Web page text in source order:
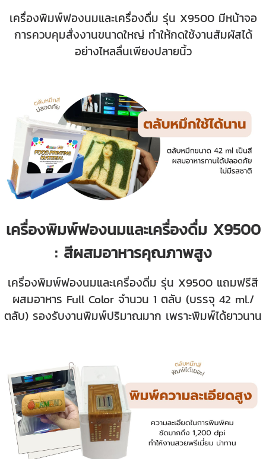
เครื่องพิมพ์ฟองนมและเครื่องดื่ม รุ่น X9500 มีหน้าจอ
การควบคุมสั่งงานขนาดใหญ่ ทำให้กดใช้งานสัมผัสได้
อย่างไหลลื่นเพียงปลายนิ้ว
เครื่องพิมพ์ฟองนมและเครื่องดื่ม X9500
: สีผสมอาหารคุณภาพสูง
เครื่องพิมพ์ฟองนมและเครื่องดื่ม รุ่น X9500 แถมฟรีสี
ผสมอาหาร Full Color จำนวน 1 ตลับ (บรรจุ 42 ml./
ตลับ) รองรับงานพิมพ์ปริมาณมาก เพราะพิมพ์ได้ยาวนาน